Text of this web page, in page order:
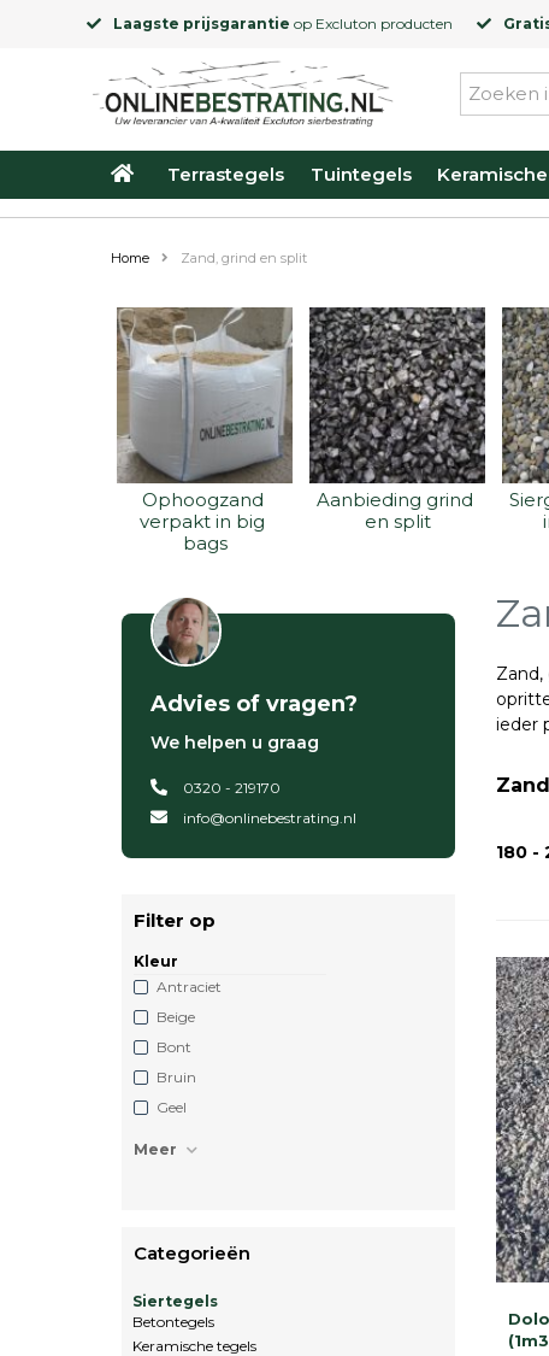
Laagste prijsgarantie op Excluton producten
Terrastegels Tuintegels
Home Zand, grind en split
Ophoogzand
verpakt in big
bags
Aanbieding grind
en split
Advies of vragen?
We helpen u graag
0320 - 219170
info@onlinebestrating.nl
Filter op
Kleur
Antraciet
Beige
Bont
Bruin
Geel
Meer
Categorieën
Siertegels
Betontegels
Keramische tegels
ieder
180 -